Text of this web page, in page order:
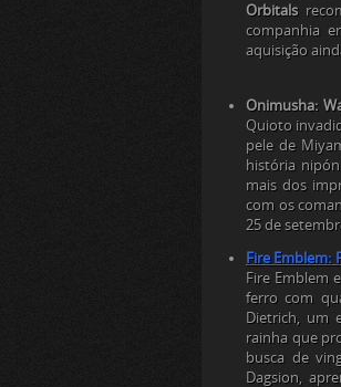
Orbitals
companhia
aquisição
Onimusha:
Quioto
pele de
história
mais dos
com os
25 de
Fire Emblem:
Fire Emblem
ferro com
Dietrich, um
rainha que
busca de
Dagsion,